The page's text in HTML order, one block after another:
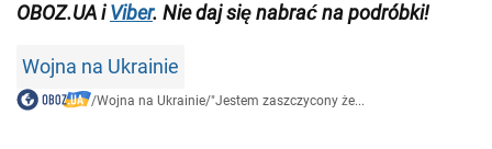
OBOZ.UA iViber. Nie daj się nabrać na podróbki!
Wojna na Ukrainie
/Wojna na Ukrainie/"Jestem zaszczycony że...